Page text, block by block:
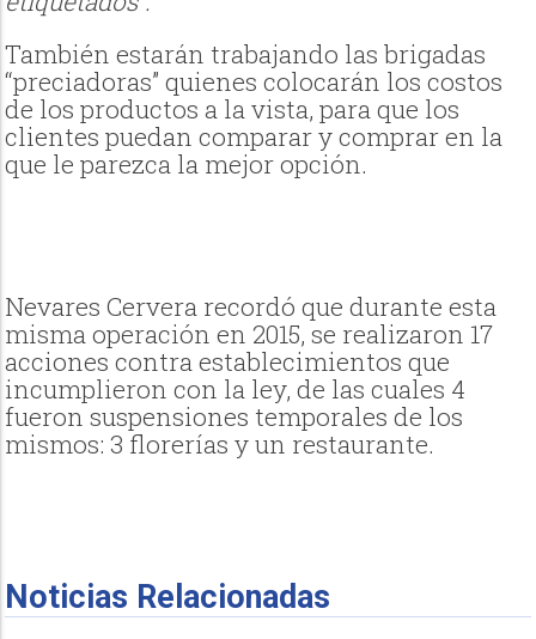
También estarán trabajando las brigadas
“preciadoras” quienes colocarán los costos
de los productos a la vista, para que los
clientes puedan comparar y comprar en la
que le parezca la mejor opción.
Nevares Cervera recordó que durante esta
misma operación en 2015, se realizaron 17
acciones contra establecimientos que
incumplieron con la ley, de las cuales 4
fueron suspensiones temporales de los
mismos: 3 florerías y un restaurante.
Noticias Relacionadas